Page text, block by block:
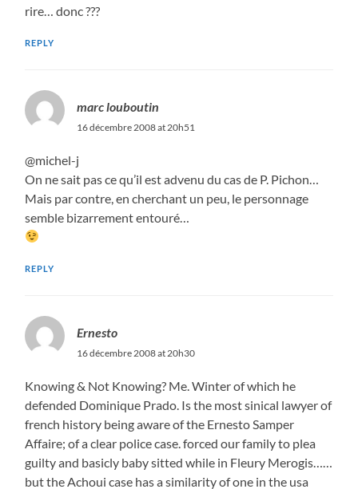
rire… donc ???
REPLY
marc louboutin
16 décembre 2008 at 20h51
@michel-j
On ne sait pas ce qu’il est advenu du cas de P. Pichon…
Mais par contre, en cherchant un peu, le personnage
semble bizarrement entouré…
REPLY
Ernesto
16 décembre 2008 at 20h30
Knowing & Not Knowing? Me. Winter of which he
defended Dominique Prado. Is the most sinical lawyer of
french history being aware of the Ernesto Samper
Affaire; of a clear police case. forced our family to plea
guilty and basicly baby sitted while in Fleury Merogis……
but the Achoui case has a similarity of one in the usa